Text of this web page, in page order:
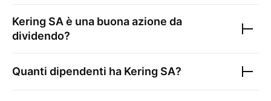
Kering SA è una buona azione da
dividendo?
Quanti dipendenti ha Kering SA?